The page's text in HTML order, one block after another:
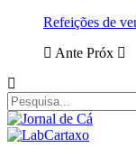
Refeições de
Ante Próx